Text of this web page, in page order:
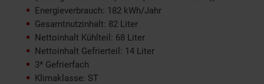
Energieverbrauch: 182 kWh/Jahr
Gesamtnutzinhalt: 82 Liter
Nettoinhalt Kühlteil: 68 Liter
Nettoinhalt Gefrierteil: 14 Liter
3* Gefrierfach
Klimaklasse: ST